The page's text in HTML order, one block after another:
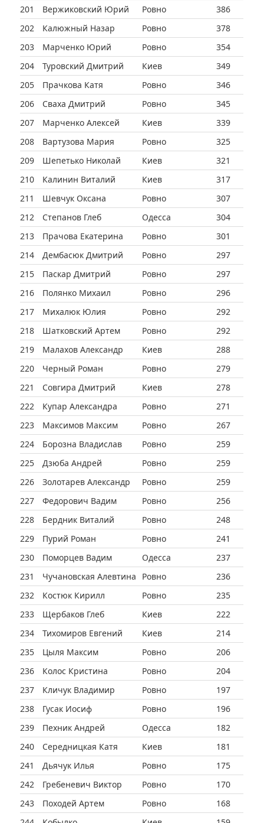
201
Вержиковский Юрий Ровно
386
202
Калюжный Назар Ровно
378
203
Марченко Юрий Ровно
354
204
Туровский Дмитрий Киев
349
205
Прачкова Катя Ровно
346
206
Сваха Дмитрий Ровно
345
207
Марченко Алексей Киев
339
208
Вартузова Мария Ровно
325
209
Шепетько Николай Киев
321
210
Калинин Виталий Киев
317
211
Шевчук Оксана Ровно
307
212
Степанов Глеб Одесса
304
213
Прачова Екатерина Ровно
301
214
Дембасюк Дмитрий Ровно
297
215
Паскар Дмитрий Ровно
297
216
Полянко Михаил Ровно
296
217
Михалюк Юлия Ровно
292
218
Шатковский Артем Ровно
292
219
Малахов Александр Киев
288
220
Черный Роман Ровно
279
221
Совгира Дмитрий Киев
278
222
Купар Александра Ровно
271
223
Максимов Максим Ровно
267
224
Борозна Владислав Ровно
259
225
Дзюба Андрей Ровно
259
226
Золотарев Александр Ровно
259
227
Федорович Вадим Ровно
256
228
Бердник Виталий Ровно
248
229
Пурий Роман Ровно
241
230
Поморцев Вадим Одесса
237
231
Чучановская Алевтина Ровно
236
232
Костюк Кирилл Ровно
235
233
Щербаков Глеб Киев
222
234
Тихомиров Евгений Киев
214
235
Цыля Максим Ровно
206
236
Колос Кристина Ровно
204
237
Кличук Владимир Ровно
197
238
Гусак Иосиф Ровно
196
239
Пехник Андрей Одесса
182
240
Середницкая Катя Киев
181
241
Дьячук Илья Ровно
175
242
Гребеневич Виктор Ровно
170
243
Походей Артем Ровно
168